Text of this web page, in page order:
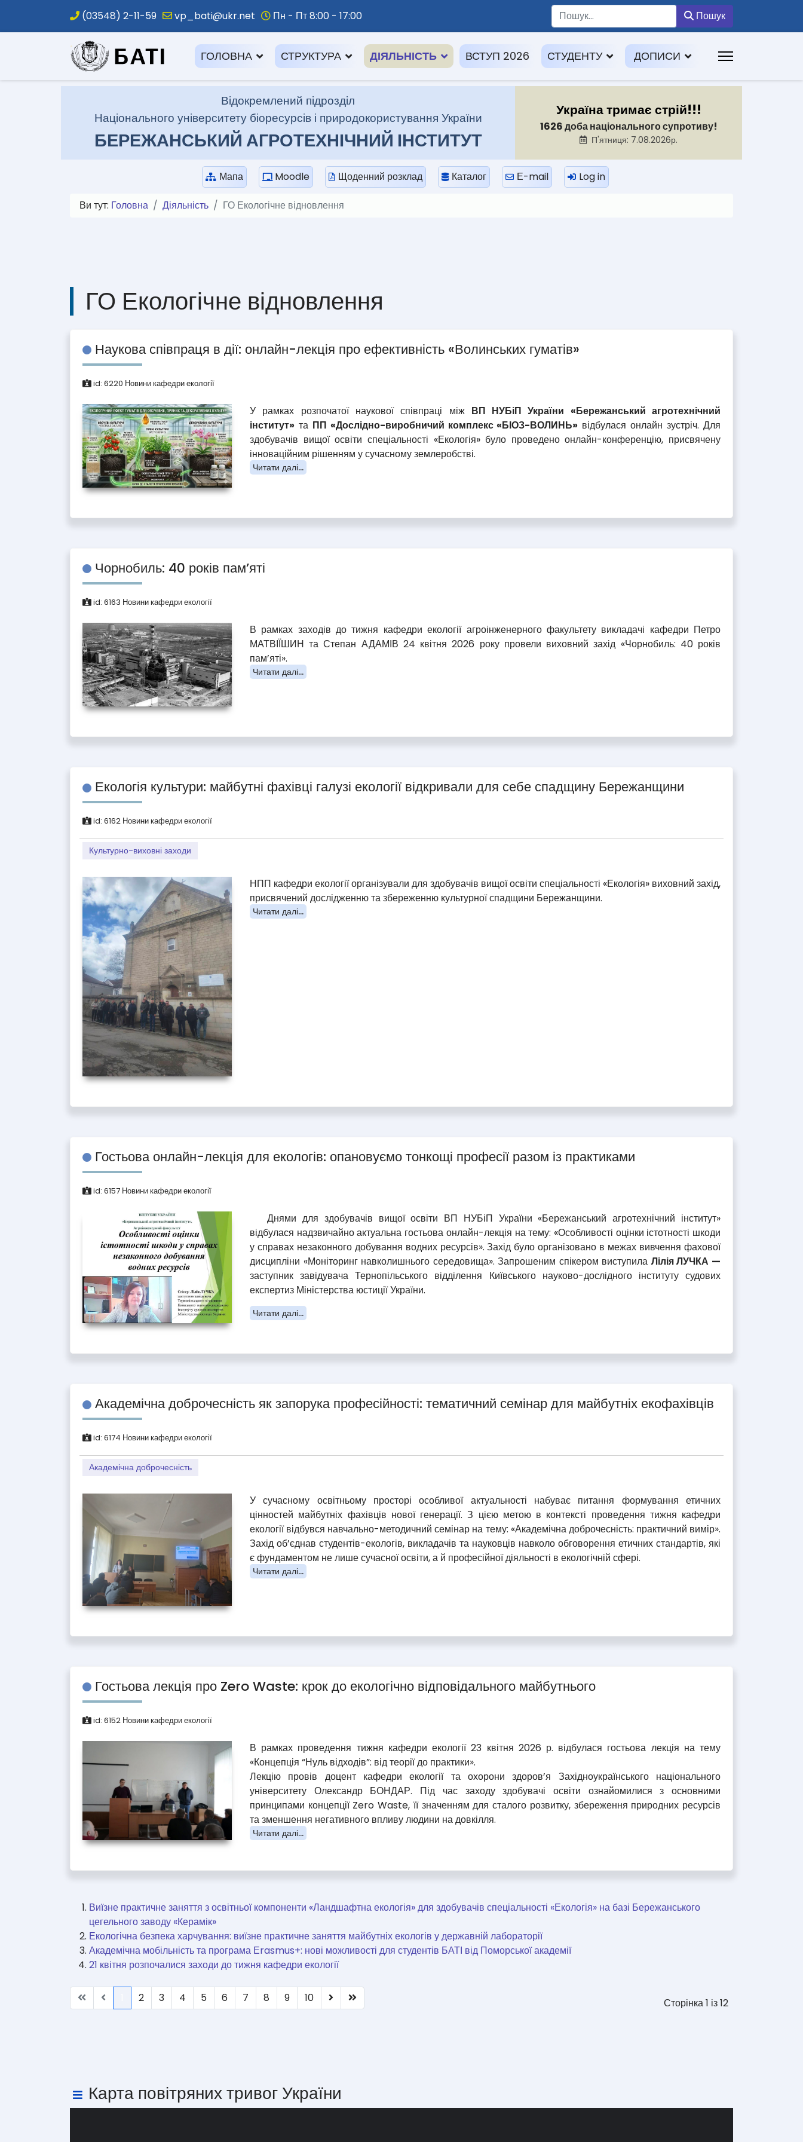
(03548) 2-11-59 vp_bati@ukr.net Пн - Пт 8:00 - 17:00 Пошук
.
ГОЛОВНА СТРУКТУРА ДІЯЛЬНІСТЬ ВСТУП 2026 СТУДЕНТУ ДОПИСИ
Відокремлений підрозділ
Національного університету біоресурсів і природокористування України
БЕРЕЖАНСЬКИЙ АГРОТЕХНІЧНИЙ ІНСТИТУТ
Україна тримає стрій!!!
1626 доба національного супротиву!
П'ятниця: 7.08.2026р.
Мапа Moodle Щоденний розклад Каталог Е-mail Log in
Ви тут: Головна Діяльність ГО Екологічне відновлення
ГО Екологічне відновлення
Наукова співпраця в дії: онлайн-лекція про ефективність «Волинських гуматів»
id: 6220 Новини кафедри екології
У рамках розпочатої наукової співпраці між ВП НУБіП України «Бережанський агротехнічний
інститут» та ПП «Дослідно-виробничий комплекс «БІОЗ-ВОЛИНЬ» відбулася онлайн зустріч. Для
здобувачів вищої освіти спеціальності «Екологія» було проведено онлайн-конференцію, присвячену
інноваційним рішенням у сучасному землеробстві.
Читати далі...
Чорнобиль: 40 років пам’яті
id: 6163 Новини кафедри екології
В рамках заходів до тижня кафедри екології агроінженерного факультету викладачі кафедри Петро
МАТВІЇШИН та Степан АДАМІВ 24 квітня 2026 року провели виховний захід «Чорнобиль: 40 років
пам’яті».
Читати далі...
Екологія культури: майбутні фахівці галузі екології відкривали для себе спадщину Бережанщини
id: 6162 Новини кафедри екології
Культурно-виховні заходи
НПП кафедри екології організували для здобувачів вищої освіти спеціальності «Екологія» виховний захід,
присвячений дослідженню та збереженню культурної спадщини Бережанщини.
Читати далі...
Гостьова онлайн-лекція для екологів: опановуємо тонкощі професії разом із практиками
id: 6157 Новини кафедри екології
Днями для здобувачів вищої освіти ВП НУБіП України «Бережанський агротехнічний інститут»
відбулася надзвичайно актуальна гостьова онлайн-лекція на тему: «Особливості оцінки істотності шкоди
у справах незаконного добування водних ресурсів». Захід було організовано в межах вивчення фахової
дисципліни «Моніторинг навколишнього середовища». Запрошеним спікером виступила Лілія ЛУЧКА —
заступник завідувача Тернопільського відділення Київського науково-дослідного інституту судових
експертиз Міністерства юстиції України.
Читати далі...
Академічна доброчесність як запорука професійності: тематичний семінар для майбутніх екофахівців
id: 6174 Новини кафедри екології
Академічна доброчесність
У сучасному освітньому просторі особливої актуальності набуває питання формування етичних
цінностей майбутніх фахівців нової генерації. З цією метою в контексті проведення тижня кафедри
екології відбувся навчально-методичний семінар на тему: «Академічна доброчесність: практичний вимір».
Захід об’єднав студентів-екологів, викладачів та науковців навколо обговорення етичних стандартів, які
є фундаментом не лише сучасної освіти, а й професійної діяльності в екологічній сфері.
Читати далі...
Гостьова лекція про Zero Waste: крок до екологічно відповідального майбутнього
id: 6152 Новини кафедри екології
В рамках проведення тижня кафедри екології 23 квітня 2026 р. відбулася гостьова лекція на тему
«Концепція “Нуль відходів”: від теорії до практики».
Лекцію провів доцент кафедри екології та охорони здоров’я Західноукраїнського національного
університету Олександр БОНДАР. Під час заходу здобувачі освіти ознайомилися з основними
принципами концепції Zero Waste, її значенням для сталого розвитку, збереження природних ресурсів
та зменшення негативного впливу людини на довкілля.
Читати далі...
Виїзне практичне заняття з освітньої компоненти «Ландшафтна екологія» для здобувачів спеціальності «Екологія» на базі Бережанського
цегельного заводу «Керамік»
Екологічна безпека харчування: виїзне практичне заняття майбутніх екологів у державній лабораторії
Академічна мобільність та програма Еrasmus+: нові можливості для студентів БАТІ від Поморської академії
21 квітня розпочалися заходи до тижня кафедри екології
Сторінка 1 із 12
2 3 4 5 6 7 8 9 10
Карта повітряних тривог України